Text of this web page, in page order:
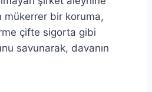
mükerrer bir koruma,
çifte sigorta gibi
savunarak, davanın